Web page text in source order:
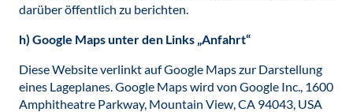
darüber öffentlich zu berichten.
h) Google Maps unter den Links „Anfahrt“
Diese Website verlinkt auf Google Maps zur Darstellung
eines Lageplanes. Google Maps wird von Google Inc., 1600
Amphitheatre Parkway, Mountain View, CA 94043, USA